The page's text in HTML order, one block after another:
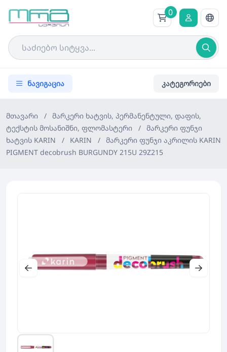
0
ნავიგაცია კატეგორიები
მთავარი /
მარკერი ხატვის, პერმანენტული, დაფის,
ტექსტის მოსანიშნი, ფლომასტერი
/
მარკერი ფუნჯი
ხატვის KARIN
/ KARIN /
მარკერი ფუნჯი აკრილის KARIN
PIGMENT decobrush BURGUNDY 215U 29Z215